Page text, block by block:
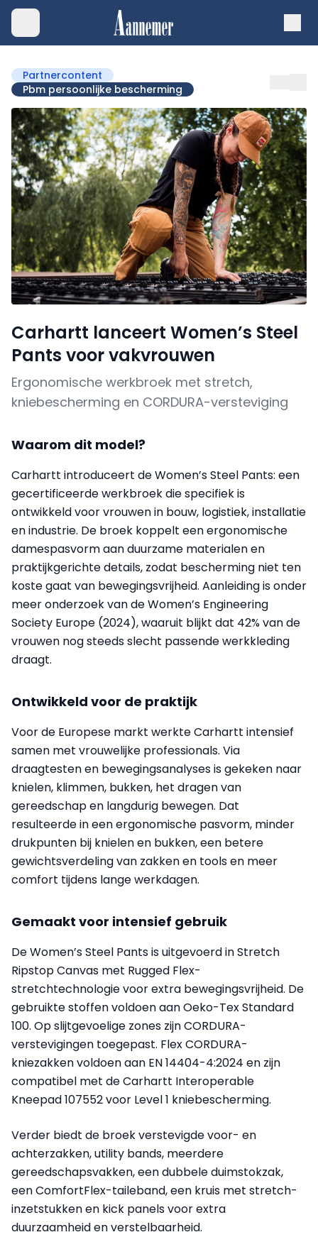
Partnercontent
Pbm persoonlijke bescherming
Carhartt lanceert Women’s Steel
Pants voor vakvrouwen
Ergonomische werkbroek met stretch,
kniebescherming en CORDURA-versteviging
Waarom dit model?
Carhartt introduceert de Women’s Steel Pants: een
gecertificeerde werkbroek die specifiek is
ontwikkeld voor vrouwen in bouw, logistiek, installatie
en industrie. De broek koppelt een ergonomische
damespasvorm aan duurzame materialen en
praktijkgerichte details, zodat bescherming niet ten
koste gaat van bewegingsvrijheid. Aanleiding is onder
meer onderzoek van de Women’s Engineering
Society Europe (2024), waaruit blijkt dat 42% van de
vrouwen nog steeds slecht passende werkkleding
draagt.
Ontwikkeld voor de praktijk
Voor de Europese markt werkte Carhartt intensief
samen met vrouwelijke professionals. Via
draagtesten en bewegingsanalyses is gekeken naar
knielen, klimmen, bukken, het dragen van
gereedschap en langdurig bewegen. Dat
resulteerde in een ergonomische pasvorm, minder
drukpunten bij knielen en bukken, een betere
gewichtsverdeling van zakken en tools en meer
comfort tijdens lange werkdagen.
Gemaakt voor intensief gebruik
De Women’s Steel Pants is uitgevoerd in Stretch
Ripstop Canvas met Rugged Flex-
stretchtechnologie voor extra bewegingsvrijheid. De
gebruikte stoffen voldoen aan Oeko-Tex Standard
100. Op slijtgevoelige zones zijn CORDURA-
verstevigingen toegepast. Flex CORDURA-
kniezakken voldoen aan EN 14404-4:2024 en zijn
compatibel met de Carhartt Interoperable
Kneepad 107552 voor Level 1 kniebescherming.
Verder biedt de broek verstevigde voor- en
achterzakken, utility bands, meerdere
gereedschapsvakken, een dubbele duimstokzak,
een ComfortFlex-taileband, een kruis met stretch-
inzetstukken en kick panels voor extra
duurzaamheid en verstelbaarheid.